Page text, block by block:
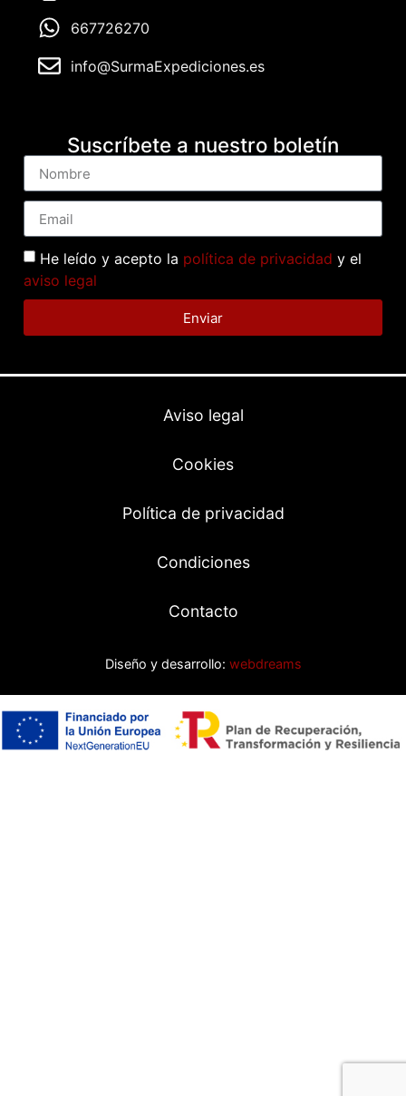
667726270
info@SurmaExpediciones.es
Suscríbete a nuestro boletín
He leído y acepto la política de privacidad y el
aviso legal
Enviar
Aviso legal
Cookies
Política de privacidad
Condiciones
Contacto
Diseño y desarrollo: webdreams